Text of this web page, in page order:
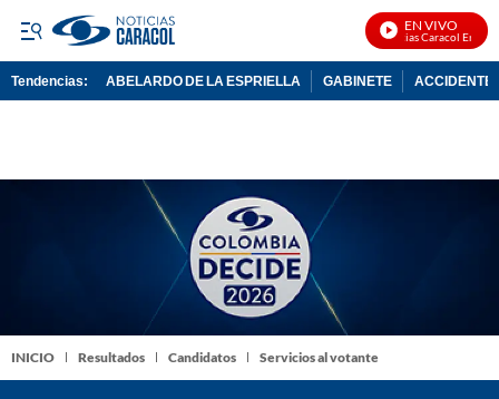
EN VIVO
Noticias Caracol En Vivo
Tendencias: ABELARDO DE LA ESPRIELLA GABINETE ACCIDENTE
INICIO Resultados Candidatos Servicios al votante